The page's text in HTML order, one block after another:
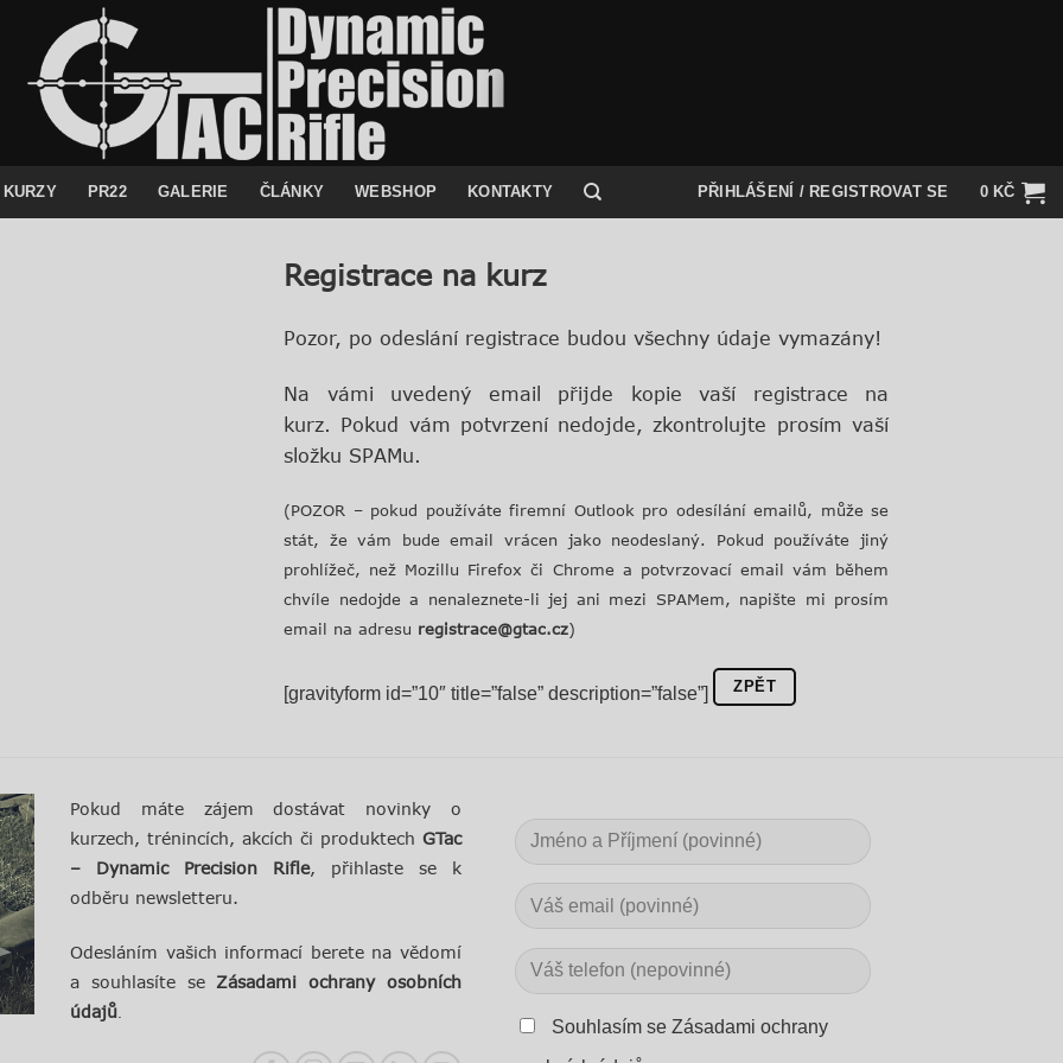
KURZY PR22 GALERIE ČLÁNKY WEBSHOP KONTAKTY PŘIHLÁŠENÍ / REGISTROVAT SE 0 KČ
Registrace na kurz
Pozor, po odeslání registrace budou všechny údaje vymazány!
Na vámi uvedený email přijde kopie vaší registrace na
kurz. Pokud vám potvrzení nedojde, zkontrolujte prosím vaší
složku SPAMu.
(POZOR – pokud používáte firemní Outlook pro odesílání emailů, může se
stát, že vám bude email vrácen jako neodeslaný. Pokud používáte jiný
prohlížeč, než Mozillu Firefox či Chrome a potvrzovací email vám během
chvíle nedojde a nenaleznete-li jej ani mezi SPAMem, napište mi prosím
email na adresu registrace@gtac.cz)
[gravityform id=”10″ title=”false” description=”false”] ZPĚT
Pokud máte zájem dostávat novinky o
kurzech, trénincích, akcích či produktech GTac
– Dynamic Precision Rifle, přihlaste se k
odběru newsletteru.
Odesláním vašich informací berete na vědomí
a souhlasíte se Zásadami ochrany osobních
údajů
Souhlasím se Zásadami ochrany